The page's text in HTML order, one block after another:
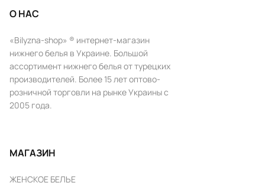
О НАС
«Bilyzna-shop» ® интернет-магазин
нижнего белья в Украине. Большой
ассортимент нижнего белья от турецких
производителей. Более 15 лет оптово-
розничной торговли на рынке Украины с
2005 года.
МАГАЗИН
ЖЕНСКОЕ БЕЛЬЕ